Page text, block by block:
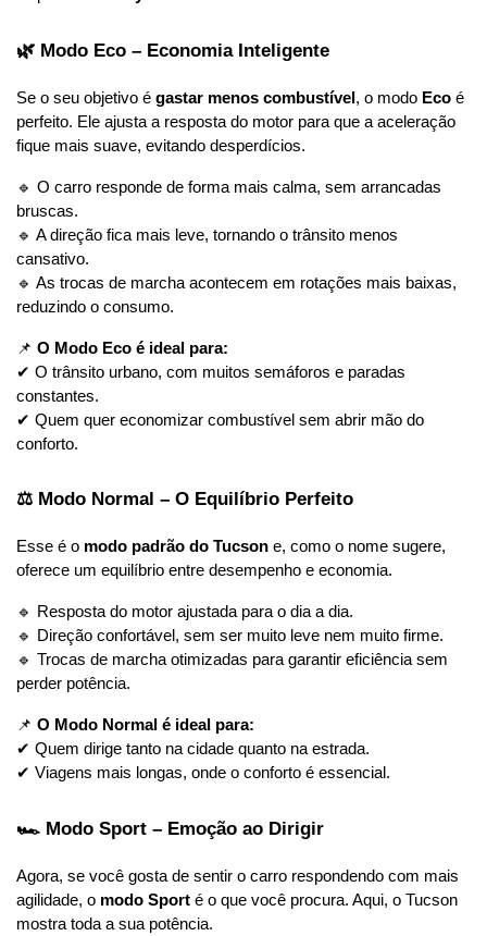
🌿 Modo Eco – Economia Inteligente
Se o seu objetivo é gastar menos combustível , o modo Eco é
perfeito. Ele ajusta a resposta do motor para que a aceleração
fique mais suave, evitando desperdícios.
🔹 O carro responde de forma mais calma, sem arrancadas
bruscas.
🔹 A direção fica mais leve, tornando o trânsito menos
cansativo.
🔹 As trocas de marcha acontecem em rotações mais baixas,
reduzindo o consumo.
📌 O Modo Eco é ideal para:
✔ O trânsito urbano, com muitos semáforos e paradas
constantes.
✔ Quem quer economizar combustível sem abrir mão do
conforto.
⚖ Modo Normal – O Equilíbrio Perfeito
Esse é o modo padrão do Tucson e, como o nome sugere,
oferece um equilíbrio entre desempenho e economia.
🔹 Resposta do motor ajustada para o dia a dia.
🔹 Direção confortável, sem ser muito leve nem muito firme.
🔹 Trocas de marcha otimizadas para garantir eficiência sem
perder potência.
📌 O Modo Normal é ideal para:
✔ Quem dirige tanto na cidade quanto na estrada.
✔ Viagens mais longas, onde o conforto é essencial.
🏎 Modo Sport – Emoção ao Dirigir
Agora, se você gosta de sentir o carro respondendo com mais
agilidade, o modo Sport é o que você procura. Aqui, o Tucson
mostra toda a sua potência.